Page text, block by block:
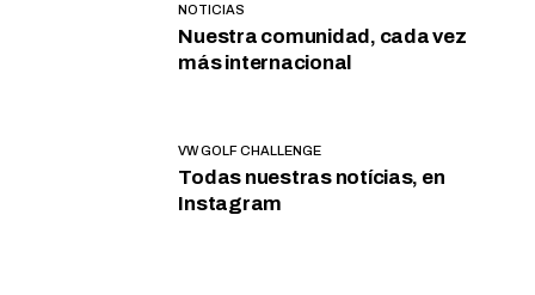
NOTICIAS
Nuestra comunidad, cada vez
más internacional
VW GOLF CHALLENGE
Todas nuestras notícias, en
Instagram